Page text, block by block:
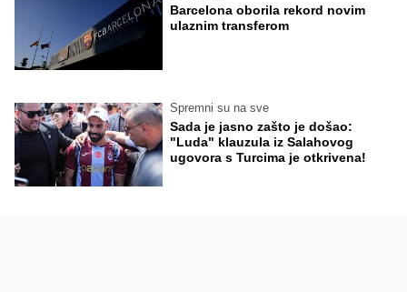
Barcelona oborila rekord novim
ulaznim transferom
Spremni su na sve
Sada je jasno zašto je došao:
"Luda" klauzula iz Salahovog
ugovora s Turcima je otkrivena!